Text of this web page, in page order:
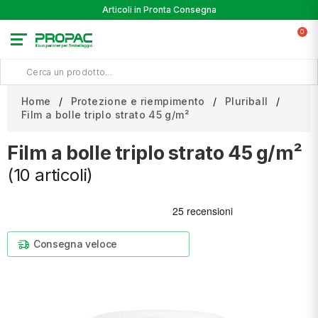
0
Articoli in Pronta Consegna
Home Protezione e riempimento
Pluriball
Film a bolle triplo strato 45 g/m²
Film a bolle triplo strato 45 g/m²
(10 articoli)
Consegna veloce